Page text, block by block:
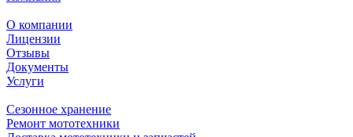
О компании
Лицензии
Отзывы
Документы
Услуги
Сезонное хранение
Ремонт мототехники